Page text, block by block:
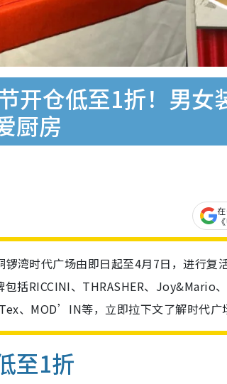
开仓低至1折！男
厨房
湾时代广场由即日起至4月7日，进行复
括RICCINI、THRASHER、Joy&Mario
、MOD’IN等，立即拉下文了解时代广
至1折